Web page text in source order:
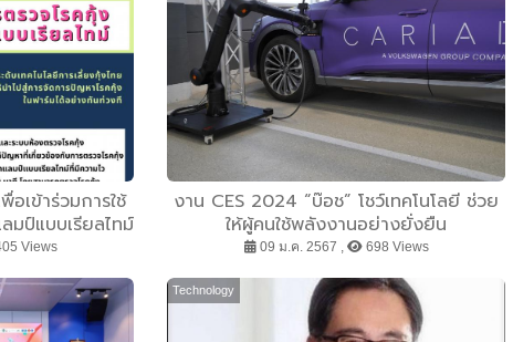
อเข้าร่วมการใช้
มป์แบบเรียลไทม์
Views
งาน CES 2024 “บ๊อช” โชว์เทคโนโลยี ช่วย
ให้ผู้คนใช้พลังงานอย่างยั่งยืน
09 ม.ค. 2567 , 698 Views
Technology